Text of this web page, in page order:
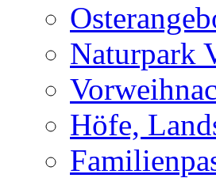
Naturpark
Höfe,